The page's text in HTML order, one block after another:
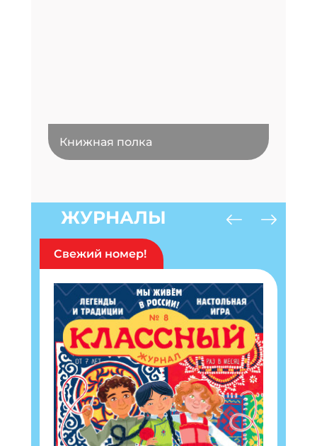
Книжная полка
ЖУРНАЛЫ
Свежий номер!